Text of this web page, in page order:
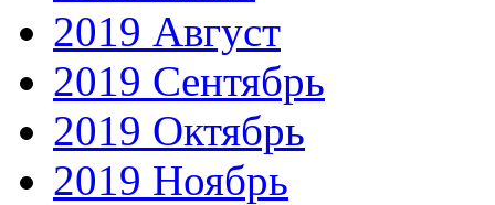
2019 Август
2019 Сентябрь
2019 Октябрь
2019 Ноябрь